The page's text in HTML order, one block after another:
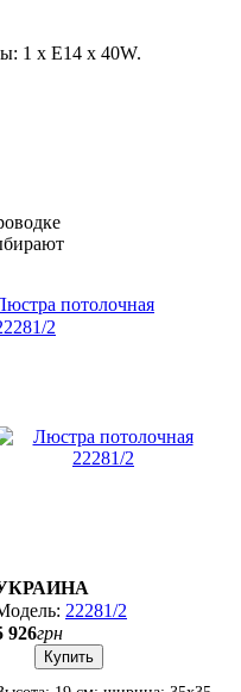
1 х E14 х 40W.
потолочная
2
22281/2
926грн
Купить